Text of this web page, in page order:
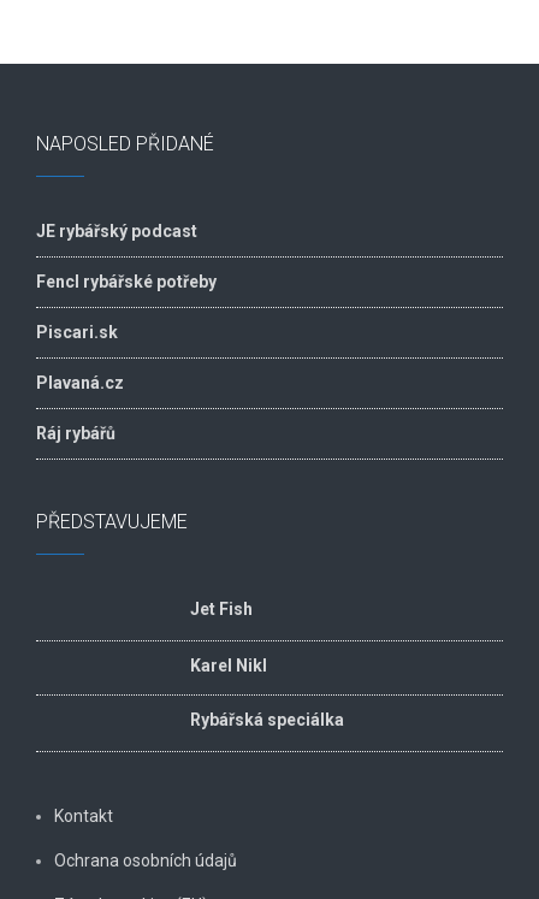
NAPOSLED PŘIDANÉ
JE rybářský podcast
Fencl rybářské potřeby
Piscari.sk
Plavaná.cz
Ráj rybářů
PŘEDSTAVUJEME
Jet Fish
Karel Nikl
Rybářská speciálka
Kontakt
Ochrana osobních údajů